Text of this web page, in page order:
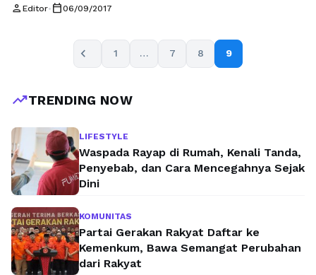
perkuliahan. Hal tersebut bisa terjadi karena beberapa hal,
keinginan orang tua, tidak mengumpulkan informasi yang
lengkap, hanya ikut-ikutan teman SMA, atau karena belum
person Editor• calendar_today06/09/2017
chevron_left 1 … 7 8 9
trending_upTRENDING NOW
LIFESTYLE
Waspada Rayap di Rumah, Kenali Tanda,
Penyebab, dan Cara Mencegahnya Sejak
Dini
KOMUNITAS
Partai Gerakan Rakyat Daftar ke
Kemenkum, Bawa Semangat Perubahan
dari Rakyat